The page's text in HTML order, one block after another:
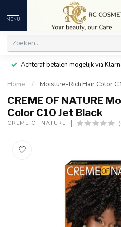
MENU
Achteraf betalen mogelijk via
Home / Moisture-Rich Hair Color
CREME OF NATURE
Color C10 Jet Black
CREME OF NATURE